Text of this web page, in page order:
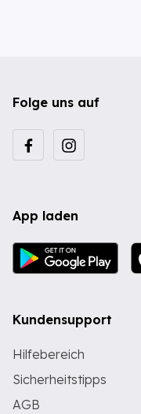
Folge uns auf
App laden
Kundensupport
Hilfebereich
Sicherheitstipps
AGB